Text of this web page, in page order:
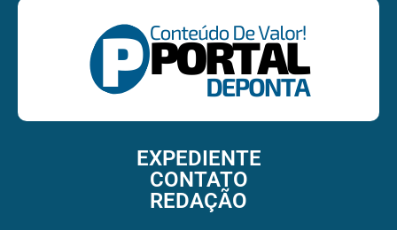
EXPEDIENTE
CONTATO
REDAÇÃO